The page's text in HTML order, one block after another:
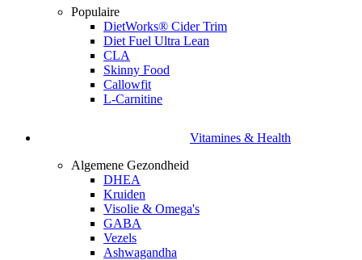
Populaire
DietWorks® Cider Trim
Diet Fuel Ultra Lean
CLA
Skinny Food
Callowfit
L-Carnitine
Vitamines & Health
Algemene Gezondheid
DHEA
Kruiden
Visolie & Omega's
GABA
Vezels
Ashwagandha